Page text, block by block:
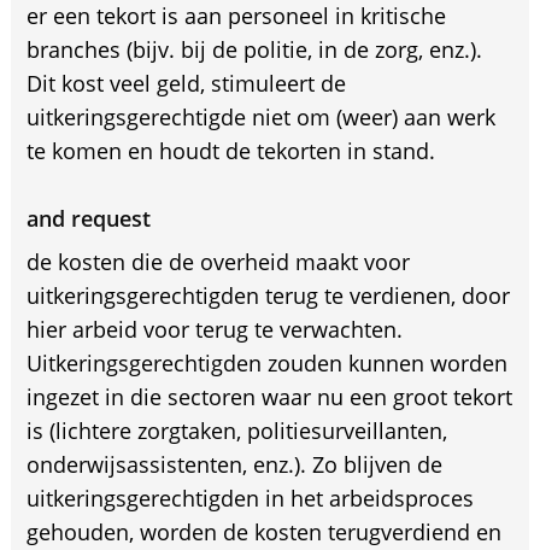
er een tekort is aan personeel in kritische
branches (bijv. bij de politie, in de zorg, enz.).
Dit kost veel geld, stimuleert de
uitkeringsgerechtigde niet om (weer) aan werk
te komen en houdt de tekorten in stand.
and request
de kosten die de overheid maakt voor
uitkeringsgerechtigden terug te verdienen, door
hier arbeid voor terug te verwachten.
Uitkeringsgerechtigden zouden kunnen worden
ingezet in die sectoren waar nu een groot tekort
is (lichtere zorgtaken, politiesurveillanten,
onderwijsassistenten, enz.). Zo blijven de
uitkeringsgerechtigden in het arbeidsproces
gehouden, worden de kosten terugverdiend en